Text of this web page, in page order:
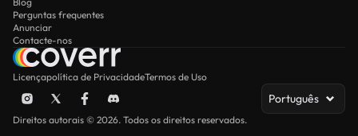
Perguntas frequentes
Anunciar
Contacte-nos
Licençapolítica de PrivacidadeTermos de Uso
Português
Direitos autorais © 2026. Todos os direitos reservados.